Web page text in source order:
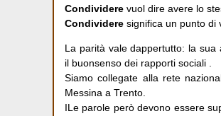
Condividere vuol dire avere lo
Condividere significa un punto di
La parità vale dappertutto: la sua
il buonsenso dei rapporti sociali .
Siamo collegate alla rete
Messina a Trento.
ILe parole però devono essere